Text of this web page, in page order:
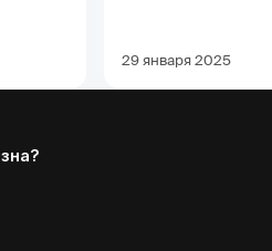
29 января 2025